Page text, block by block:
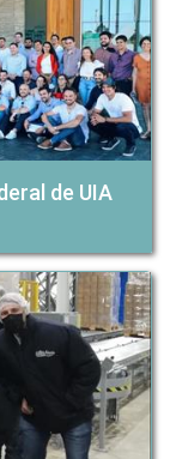
de UIA